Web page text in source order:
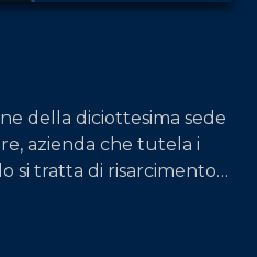
della diciottesima sede
azienda che tutela i
si tratta di risarcimento